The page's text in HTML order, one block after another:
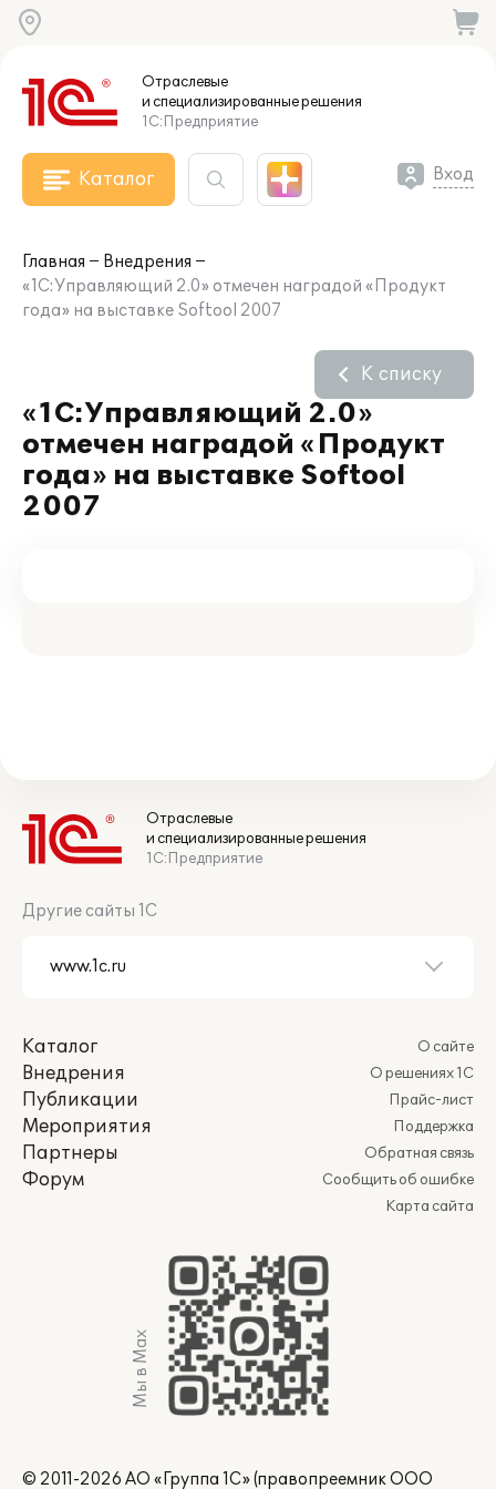
Отраслевые
и специализированныерешения
1С:Предприятие
Каталог Вход
Главная
Внедрения
«1С:Управляющий 2.0» отмечен наградой «Продукт
года» на выставке Softool 2007
«1С:Управляющий 2.0»
отмечен наградой «Продукт
года» на выставке Softool
2007
К списку
Отраслевые
и специализированные решения
1С:Предприятие
Другие сайты 1С
Каталог
Внедрения
Публикации
Мероприятия
Партнеры
Форум
О сайте
О решениях 1С
Прайс-лист
Поддержка
Обратная связь
Сообщить об ошибке
Карта сайта
Мы в Max
© 2011-2026 АО «Группа 1С» (правопреемник ООО